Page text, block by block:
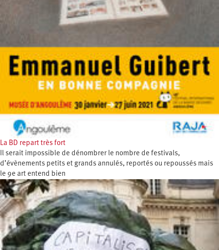
La BD repart très fort
Il serait impossible de dénombrer le nombre de festivals,
d’évènements petits et grands annulés, reportés ou repoussés mais
le 9e art entend bien